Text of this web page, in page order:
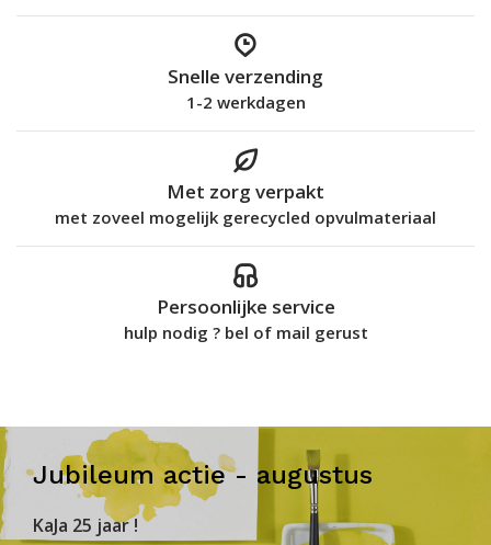
Snelle verzending
1-2 werkdagen
Met zorg verpakt
met zoveel mogelijk gerecycled opvulmateriaal
Persoonlijke service
hulp nodig ? bel of mail gerust
Jubileum actie - augustus
KaJa 25 jaar !